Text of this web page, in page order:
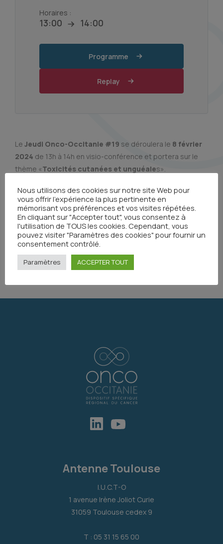
Horaires :
13:00 14:00
Programme
Replay
Le Jeudi Onco-Occitanie #19 se déroulera le 8 février
2024 de 13h à 14h en visio-conférence et portera sur le
thème «Toxicités cutanées et unguéales».
Tous les événements
Partager
Antenne Toulouse
I.U.C.T-O
1 avenue Irène Joliot Curie
31059 Toulouse cedex 9
T : 05 31 15 65 00
Nous utilisons des cookies sur notre site Web pour
vous offrir l'expérience la plus pertinente en
mémorisant vos préférences et vos visites répétées.
En cliquant sur "Accepter tout", vous consentez à
l'utilisation de TOUS les cookies. Cependant, vous
pouvez visiter "Paramètres des cookies" pour fournir un
consentement contrôlé.
Paramètres ACCEPTER TOUT